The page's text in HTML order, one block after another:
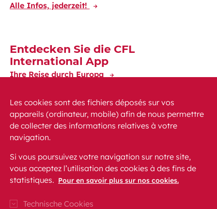
Alle Infos, jederzeit!
Entdecken Sie die CFL
International App
Ihre Reise durch Europa
Kontakt
Sitemap
Gesetzliche Voraussetzungen
Datenschutz
Les cookies sont des fichiers déposés sur vos
appareils (ordinateur, mobile) afin de nous permettre
de collecter des informations relatives à votre
navigation.
Si vous poursuivez votre navigation sur notre site,
vous acceptez l’utilisation des cookies à des fins de
statistiques. Pour en savoir plus sur nos cookies.
Technische Cookies